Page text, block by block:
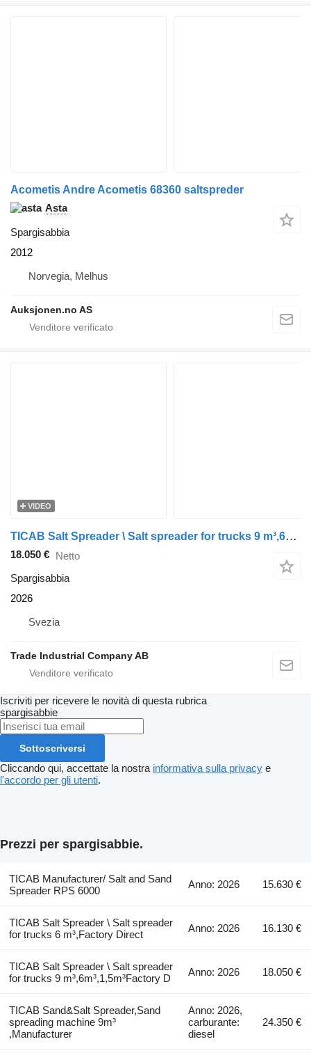
Acometis Andre Acometis 68360 saltspreder
Asta
Spargisabbia
2012
Norvegia, Melhus
Auksjonen.no AS
VIDEO
TICAB Salt Spreader \ Salt spreader for trucks 9 m³,6m³,1,5m³Factory D
18.050 € Netto
Spargisabbia
2026
Svezia
Trade Industrial Company AB
Iscriviti per ricevere le novità di questa rubrica
spargisabbie
Sottoscriversi
Cliccando qui, accettate la nostra informativa sulla privacy e
l'accordo per gli utenti.
Prezzi per spargisabbie.
TICAB Manufacturer/ Salt and Sand
Spreader RPS 6000
Anno: 2026 15.630 €
TICAB Salt Spreader \ Salt spreader
for trucks 6 m³,Factory Direct
Anno: 2026 16.130 €
TICAB Salt Spreader \ Salt spreader
for trucks 9 m³,6m³,1,5m³Factory D
Anno: 2026 18.050 €
TICAB Sand&Salt Spreader,Sand
spreading machine 9m³
,Manufacturer
Anno: 2026,
carburante:
diesel
24.350 €